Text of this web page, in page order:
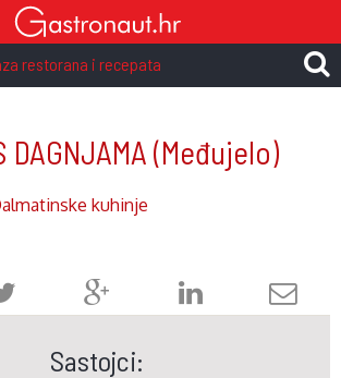
restorana i recepata
DAGNJAMA(Međujelo)
kuhinje
Sastojci: